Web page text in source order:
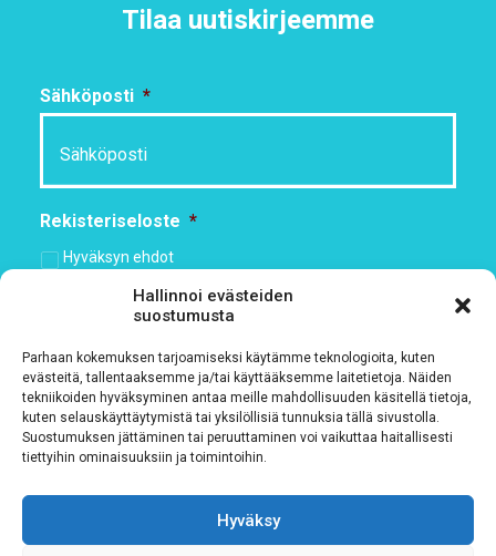
Hallinnoi evästeiden
suostumusta
Parhaan kokemuksen tarjoamiseksi käytämme teknologioita, kuten
evästeitä, tallentaaksemme ja/tai käyttääksemme laitetietoja. Näiden
tekniikoiden hyväksyminen antaa meille mahdollisuuden käsitellä tietoja,
kuten selauskäyttäytymistä tai yksilöllisiä tunnuksia tällä sivustolla.
Suostumuksen jättäminen tai peruuttaminen voi vaikuttaa haitallisesti
tiettyihin ominaisuuksiin ja toimintoihin.
Hyväksy
Tilaa uutiskirjeemme
Sähköposti *
Rekisteriseloste *
Hyväksyn ehdot
Tutustu rekisteriselosteeseemme
CAPTCHA